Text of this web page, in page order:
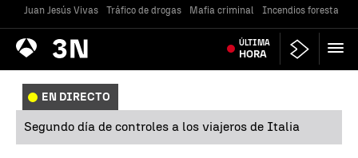
Juan Jesús Vivas Tráfico de drogas Mafia criminal Incendios forestales
Antena
3 Noticias ÚLTIMA
HORA
EN DIRECTO
Segundo día de controles a los viajeros de Italia